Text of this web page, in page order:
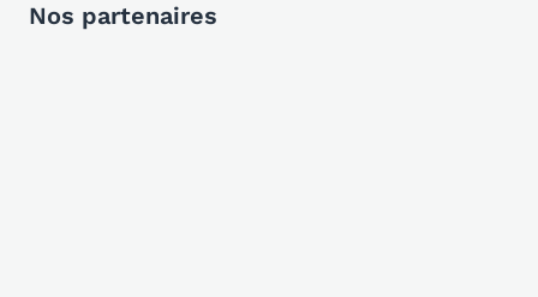
Nos partenaires